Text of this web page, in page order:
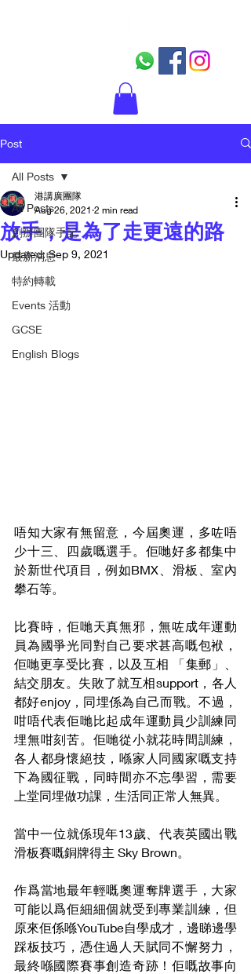
Post
All Posts
創辦團隊手記
最新消息
特約轉載
Events 活動
GCSE
English Blogs
All Posts
放手，是為了走更遠的路
港講廣團隊
Aug 26, 2021 2 min read
Updated:Sep 9, 2021
唔知大家有無留意，今屆奧運，多咗唔
少十三、四歲嘅選手。佢哋好多都集中
於新世代項目，例如BMX、滑板、室內
攀石等。
比賽時，佢哋天真無邪，無咗成年運動
員為國爭光同對自己要求甚高嘅包袱，
佢哋更享受比賽，以及互相 「集郵」、
結交朋友。失敗了就互相support，各人
都好enjoy，同埋係為自己而戰。不過，
咁唔代表佢哋比起成年運動員少訓練同
埋無咁刻苦。佢哋從小就花時間訓練，
各人都身懷絕技，喺家人同國家嘅支持
下為國征戰，同時間亦不忘學習，需要
上堂同埋做功課，生活同正常人無異。
當中一位就係現年13歲、代表英國出戰
滑板賽嘅銅牌得主 Sky Brown。
作爲當地最年輕嘅奧運奪牌選手，大家
可能以爲佢細細個就受到專業訓練，但
原來佢係喺YouTube自學成才，邊睇邊學
踩板技巧，憑住過人天賦同不懈努力，
最終喺國際賽事創造奇跡！佢嘅故事向